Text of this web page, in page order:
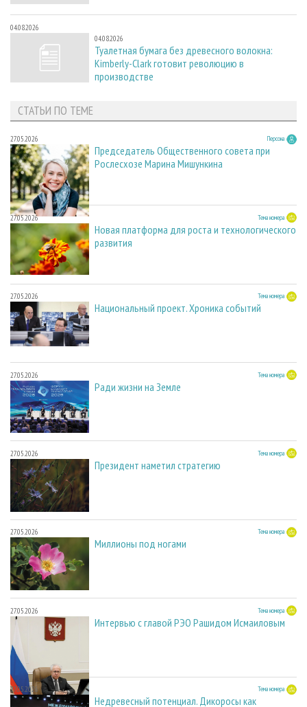
04.08.2026
04.08.2026
Туалетная бумага без древесного волокна:
Kimberly-Clark готовит революцию в
производстве
СТАТЬИ ПО ТЕМЕ
27.05.2026 Персона
Председатель Общественного совета при
Рослесхозе Марина Мишункина
27.05.2026 Тема номера
Новая платформа для роста и технологического
развития
27.05.2026 Тема номера
Национальный проект. Хроника событий
27.05.2026 Тема номера
Ради жизни на Земле
27.05.2026 Тема номера
Президент наметил стратегию
27.05.2026 Тема номера
Миллионы под ногами
27.05.2026 Тема номера
Интервью с главой РЭО Рашидом Исмаиловым
27.05.2026 Тема номера
Недревесный потенциал. Дикоросы как